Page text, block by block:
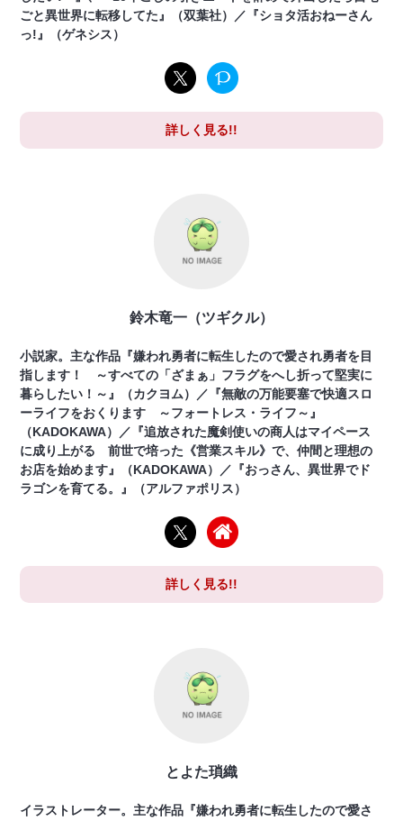
ごと異世界に転移してた』（双葉社）／『ショタ活おねーさん
っ!』（ゲネシス）
詳しく見る!!
鈴木竜一（ツギクル）
小説家。主な作品『嫌われ勇者に転生したので愛され勇者を目
指します！ ～すべての「ざまぁ」フラグをへし折って堅実に
暮らしたい！～』（カクヨム）／『無敵の万能要塞で快適スロ
ーライフをおくります ～フォートレス・ライフ～』
（KADOKAWA）／『追放された魔剣使いの商人はマイペース
に成り上がる 前世で培った《営業スキル》で、仲間と理想の
お店を始めます』（KADOKAWA）／『おっさん、異世界でド
ラゴンを育てる。』（アルファポリス）
詳しく見る!!
とよた瑣織
イラストレーター。主な作品『嫌われ勇者に転生したので愛さ